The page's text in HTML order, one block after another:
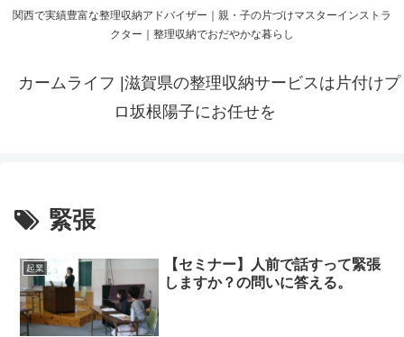
関西で実績豊富な整理収納アドバイザー｜親・子の片づけマスターインストラ
クター｜整理収納でおだやかな暮らし
カームライフ |滋賀県の整理収納サービスは片付けプ
ロ坂根陽子にお任せを
緊張
起業
【セミナー】人前で話すって緊張
しますか？の問いに答える。